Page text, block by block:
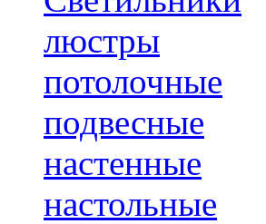
люстры
потолочные
подвесные
настенные
настольные